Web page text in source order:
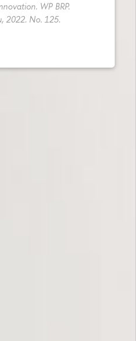
WP BRP.
2022. No. 125.